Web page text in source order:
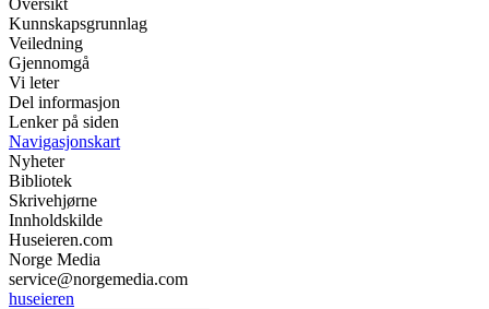
Oversikt
Kunnskapsgrunnlag
Veiledning
Gjennomgå
Vi leter
Del informasjon
Lenker på siden
Navigasjonskart
Nyheter
Bibliotek
Skrivehjørne
Innholdskilde
Huseieren.com
Norge Media
service@norgemedia.com
huseieren